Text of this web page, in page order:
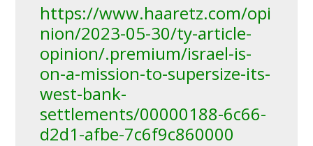
https://www.haaretz.com/opi
nion/2023-05-30/ty-article-
opinion/.premium/israel-is-
on-a-mission-to-supersize-its-
west-bank-
settlements/00000188-6c66-
d2d1-afbe-7c6f9c860000